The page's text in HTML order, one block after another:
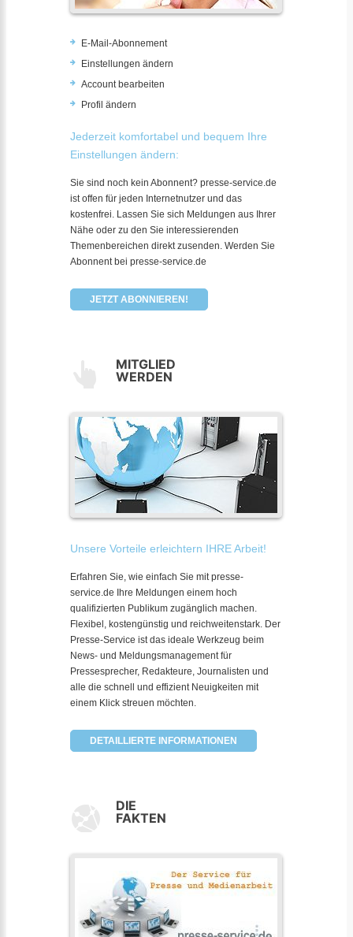
E-Mail-Abonnement
Einstellungen ändern
Account bearbeiten
Profil ändern
Jederzeit komfortabel und bequem Ihre
Einstellungen ändern:
Sie sind noch kein Abonnent? presse-service.de
ist offen für jeden Internetnutzer und das
kostenfrei. Lassen Sie sich Meldungen aus Ihrer
Nähe oder zu den Sie interessierenden
Themenbereichen direkt zusenden. Werden Sie
Abonnent bei presse-service.de
JETZT ABONNIEREN!
MITGLIED
WERDEN
Unsere Vorteile erleichtern IHRE Arbeit!
Erfahren Sie, wie einfach Sie mit presse-
service.de Ihre Meldungen einem hoch
qualifizierten Publikum zugänglich machen.
Flexibel, kostengünstig und reichweitenstark. Der
Presse-Service ist das ideale Werkzeug beim
News- und Meldungsmanagement für
Pressesprecher, Redakteure, Journalisten und
alle die schnell und effizient Neuigkeiten mit
einem Klick streuen möchten.
DETAILLIERTE INFORMATIONEN
DIE
FAKTEN